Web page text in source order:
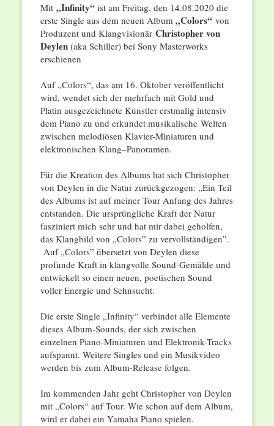
Mit „Infinity“ist am Freitag, den 14.08.2020 die
erste Single aus dem neuen Album „Colors“ von
Produzent und Klangvisionär Christopher von
Deylen(aka Schiller) bei Sony Masterworks
erschienen
Auf „Colors“, das am 16. Oktober veröffentlicht
wird, wendet sich der mehrfach mit Gold und
Platin ausgezeichnete Künstler erstmalig intensiv
dem Piano zu und erkundet musikalische Welten
zwischen melodiösen Klavier-Miniaturen und
elektronischen Klang–Panoramen.
Für die Kreation des Albums hat sich Christopher
von Deylen in die Natur zurückgezogen: „Ein Teil
des Albums ist auf meiner Tour Anfang des Jahres
entstanden. Die ursprüngliche Kraft der Natur
fasziniert mich sehr und hat mir dabei geholfen,
das Klangbild von „Colors” zu vervollständigen”.
Auf „Colors” übersetzt von Deylen diese
profunde Kraft in klangvolle Sound-Gemälde und
entwickelt so einen neuen, poetischen Sound
voller Energie und Sehnsucht.
Die erste Single „Infinity“ verbindet alle Elemente
dieses Album-Sounds, der sich zwischen
einzelnen Piano-Miniaturen und Elektronik-Tracks
aufspannt. Weitere Singles und ein Musikvideo
werden bis zum Album-Release folgen.
Im kommenden Jahr geht Christopher von Deylen
mit „Colors“ auf Tour. Wie schon auf dem Album,
wird er dabei ein Yamaha Piano spielen.